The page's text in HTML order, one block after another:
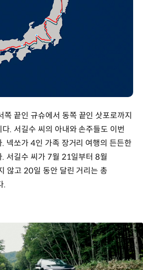
쪽 끝인 규슈에서 동쪽 끝인 삿포로까지
. 서길수 씨의 아내와 손주들도 이번
넥쏘가 4인 가족 장거리 여행의 든든한
. 서길수 씨가 7월 21일부터 8월
않고 20일 동안 달린 거리는 총
.